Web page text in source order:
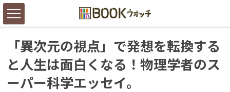
「異次元の視点」で発想を転換する
と人生は面白くなる！物理学者のス
ーパー科学エッセイ。